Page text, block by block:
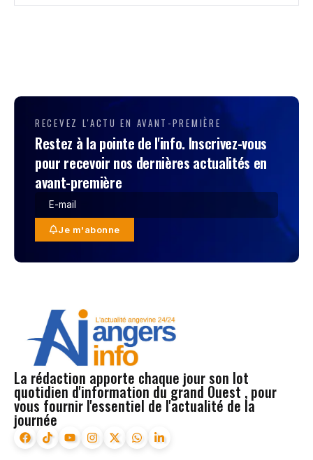
RECEVEZ L'ACTU EN AVANT-PREMIÈRE
Restez à la pointe de l'info. Inscrivez-vous
pour recevoir nos dernières actualités en
avant-première
Je m'abonne
La rédaction apporte chaque jour son lot
quotidien d'information du grand Ouest , pour
vous fournir l'essentiel de l'actualité de la
journée